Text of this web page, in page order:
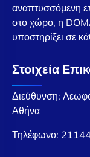
αναπτυσσόμενη
στο χώρο, η
υποστηρίξει σε
Στοιχεία
Διεύθυνση:
Αθήνα
Τηλέφωνο: